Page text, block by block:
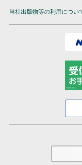
当社出版物等の利用につい